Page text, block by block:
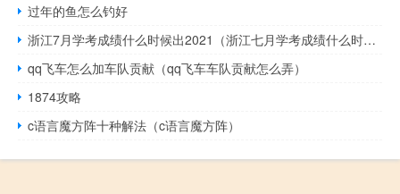
过年的鱼怎么钓好
浙江7月学考成绩什么时候出2021（浙江七月学考成绩什么时候出）
qq飞车怎么加车队贡献（qq飞车车队贡献怎么弄）
1874攻略
c语言魔方阵十种解法（c语言魔方阵）